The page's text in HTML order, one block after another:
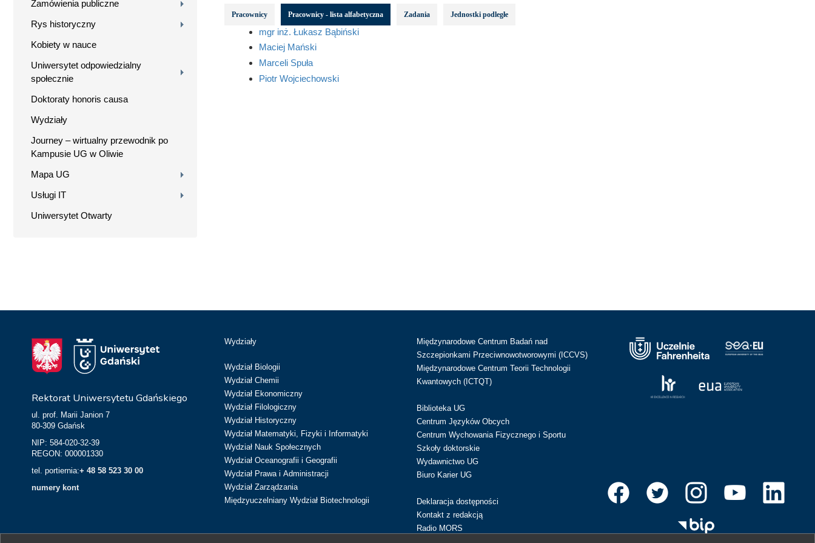
Zamówienia publiczne
Rys historyczny
Kobiety w nauce
Uniwersytet odpowiedzialny
społecznie
Doktoraty honoris causa
Wydziały
Journey – wirtualny przewodnik po
Kampusie UG w Oliwie
Mapa UG
Usługi IT
Uniwersytet Otwarty
Pracownicy Pracownicy - lista alfabetyczna Zadania Jednostki podległe
mgr inż. Łukasz Bąbiński
Maciej Mański
Marceli Spuła
Piotr Wojciechowski
Rektorat Uniwersytetu Gdańskiego
ul. prof. Marii Janion 7
80-309 Gdańsk
NIP: 584-020-32-39
REGON: 000001330
tel. portiernia:+ 48 58 523 30 00
numery kont
Wydziały
Wydział Biologii
Wydział Chemii
Wydział Ekonomiczny
Wydział Filologiczny
Wydział Historyczny
Wydział Matematyki, Fizyki i Informatyki
Wydział Nauk Społecznych
Wydział Oceanografii i Geografii
Wydział Prawa i Administracji
Wydział Zarządzania
Międzyuczelniany Wydział Biotechnologii
Międzynarodowe Centrum Badań nad
Szczepionkami Przeciwnowotworowymi (ICCVS)
Międzynarodowe Centrum Teorii Technologii
Kwantowych (ICTQT)
Biblioteka UG
Centrum Języków Obcych
Centrum Wychowania Fizycznego i Sportu
Szkoły doktorskie
Wydawnictwo UG
Biuro Karier UG
Deklaracja dostępności
Kontakt z redakcją
Radio MORS